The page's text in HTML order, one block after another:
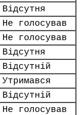
Відсутня
Не голосував
Не голосував
Відсутня
Відсутній
Утримався
Відсутній
Не голосував